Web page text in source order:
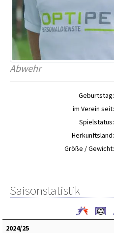
Abwehr
Geburtstag:
im Verein seit:
Spielstatus:
Herkunftsland:
Größe / Gewicht:
Saisonstatistik
2024/25